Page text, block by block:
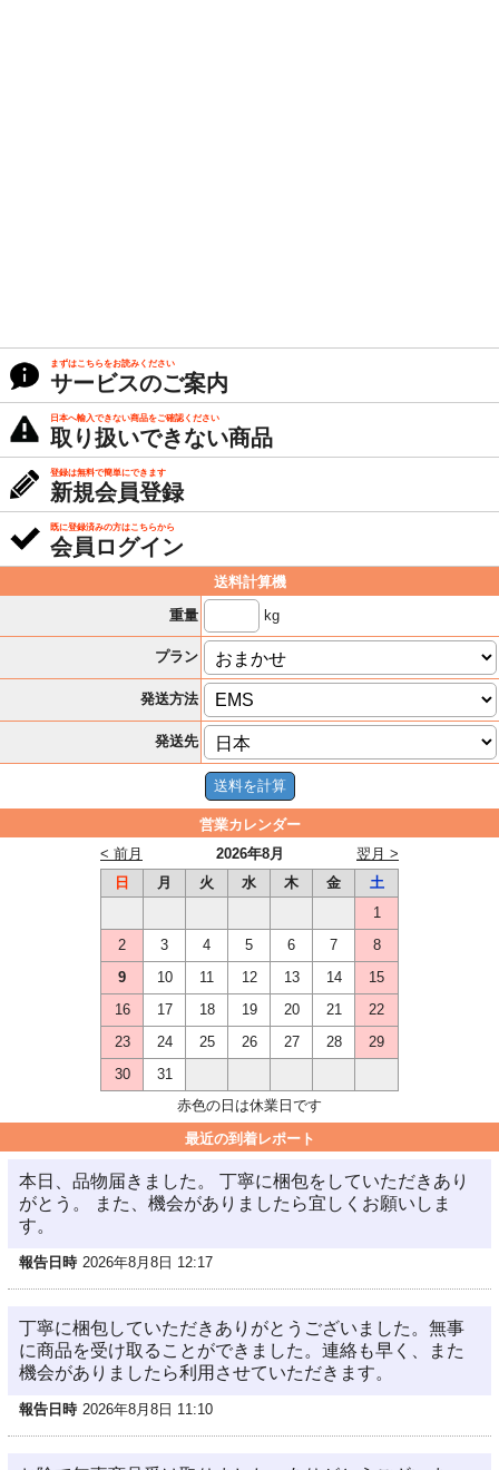
まずはこちらをお読みください
サービスのご案内
日本へ輸入できない商品をご確認ください
取り扱いできない商品
登録は無料で簡単にできます
新規会員登録
既に登録済みの方はこちらから
会員ログイン
送料計算機
重量
kg
プラン
発送方法
発送先
営業カレンダー
2026年8月
< 前月
翌月 >
日
月 火 水 木 金
土
1
2
3 4 5 6 7
8
9
10 11 12 13 14
15
16
17 18 19 20 21
22
23
24 25 26 27 28
29
30
31
赤色の日は休業日です
最近の到着レポート
本日、品物届きました。 丁寧に梱包をしていただきあり
がとう。 また、機会がありましたら宜しくお願いしま
す。
報告日時 2026年8月8日 12:17
丁寧に梱包していただきありがとうございました。無事
に商品を受け取ることができました。連絡も早く、また
機会がありましたら利用させていただきます。
報告日時 2026年8月8日 11:10